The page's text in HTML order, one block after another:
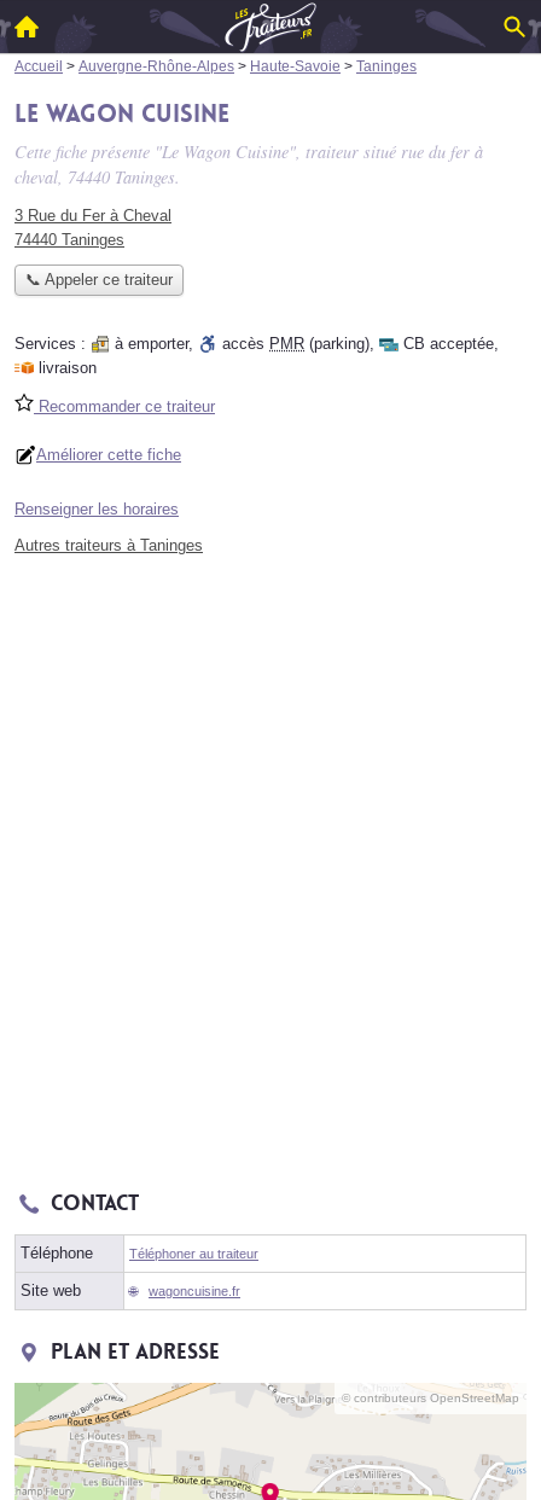
Accueil > Auvergne-Rhône-Alpes > Haute-Savoie > Taninges
Le Wagon Cuisine
Cette fiche présente "Le Wagon Cuisine", traiteur situé rue du fer à
cheval, 74440 Taninges.
3 Rue du Fer à Cheval
74440 Taninges
📞 Appeler ce traiteur
Services : à emporter, accès PMR (parking), CB acceptée,
livraison
Recommander ce traiteur
Améliorer cette fiche
Renseigner les horaires
Autres traiteurs à Taninges
Contact
Téléphone Téléphoner au traiteur
Site web wagoncuisine.fr
Plan et adresse
© contributeurs OpenStreetMap